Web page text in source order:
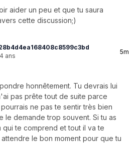
aider un peu et que tu saura
cette discussion;)
ans
5m
honnêtement. Tu devrais lui
pas prête tout de suite parce
ne pas te sentir très bien
le demande trop souvent. Si tu as
qui te comprend et tout il va te
le bon moment pour que tu